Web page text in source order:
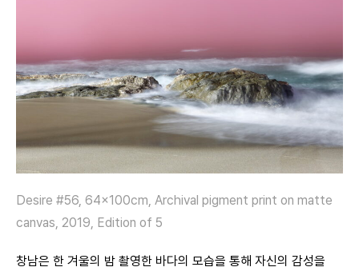
Desire #56, 64x100cm, Archival pigment print on matte
canvas, 2019, Edition of 5
창남은 한 겨울의 밤 촬영한 바다의 모습을 통해 자신의 감성을